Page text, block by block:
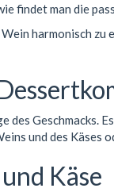
findet man die
harmonisch
Geschmacks.
und des
Käse